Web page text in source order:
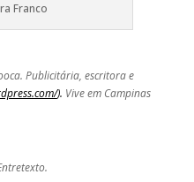
Franco
Publicitária, escritora e
). Vive em Campinas